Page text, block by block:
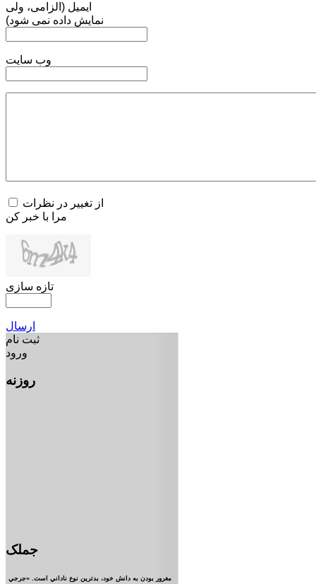
ایمیل (الزامی، ولی
نمایش داده نمی شود)
وب سایت
از تغییر در نظرات
مرا با خبر کن
تازه سازی
ارسال
ثبت نام
ورود
روزنه
جملک
مغرور بودن به دانش خود، بدترين نوع ناداني است. «جرجي